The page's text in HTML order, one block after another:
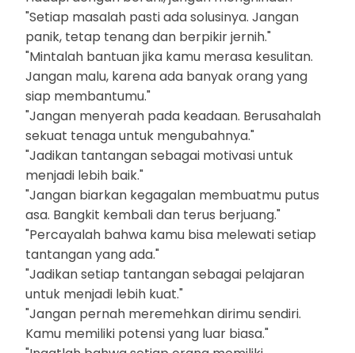
"Setiap masalah pasti ada solusinya. Jangan
panik, tetap tenang dan berpikir jernih."
"Mintalah bantuan jika kamu merasa kesulitan.
Jangan malu, karena ada banyak orang yang
siap membantumu."
"Jangan menyerah pada keadaan. Berusahalah
sekuat tenaga untuk mengubahnya."
"Jadikan tantangan sebagai motivasi untuk
menjadi lebih baik."
"Jangan biarkan kegagalan membuatmu putus
asa. Bangkit kembali dan terus berjuang."
"Percayalah bahwa kamu bisa melewati setiap
tantangan yang ada."
"Jadikan setiap tantangan sebagai pelajaran
untuk menjadi lebih kuat."
"Jangan pernah meremehkan dirimu sendiri.
Kamu memiliki potensi yang luar biasa."